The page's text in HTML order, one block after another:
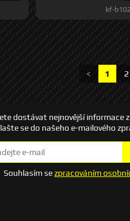
kf-
< 1 2
dostávat nejnovější informace
se do našeho e-mailového
Souhlasím sezpracováním